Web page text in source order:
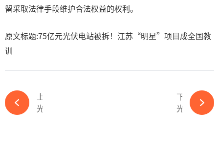
留采取法律手段维护合法权益的权利。
原文标题:75亿元光伏电站被拆！江苏“明星”项目成全国教
训
下一篇
光伏行业竞争日趋白热化，要警惕各类乱象产生-必赢体育官网网站